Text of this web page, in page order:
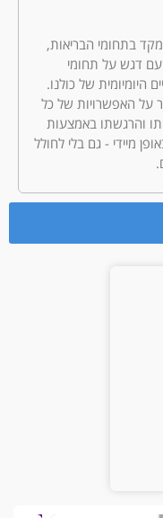
"בעיתון 11", מתמקד בתחומי הבריאות,
עם דגש על תחומי
היומיומית של כולנו.
על האפשרויות של כל
והרגשתו באמצעות
מיידי - גם בלי לחולל